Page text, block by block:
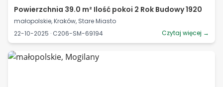
Powierzchnia 39.0 m² Ilość pokoi 2 Rok Budowy 1920
małopolskie, Kraków, Stare Miasto
22-10-2025 · C206-SM-69194
Czytaj więcej →